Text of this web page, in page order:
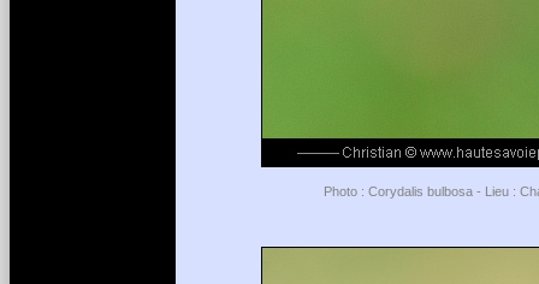
Photo : Corydalis bulbosa - Lieu :